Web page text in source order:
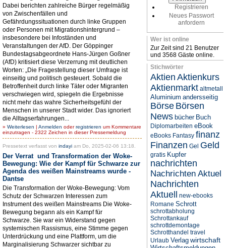
Dabei berichten zahlreiche Bürger regelmäßig
von Zwischenfällen und
Gefährdungssituationen durch linke Gruppen
oder Personen mit Migrationshintergrund –
insbesondere bei Infoständen und
Veranstaltungen der AfD. Der Göppinger
Bundestagsabgeordnete Hans-Jürgen Goßner
(AfD) kritisiert diese Verzerrung mit deutlichen
Worten: „Die Fragestellung dieser Umfrage ist
einseitig und politisch gesteuert. Sobald die
Betroffenheit durch linke Täter oder Migranten
verschwiegen wird, spiegeln die Ergebnisse
nicht mehr das wahre Sicherheitsgefühl der
Menschen in unserer Stadt wider. Das ignoriert
die Alltagserfahrungen...
» Weiterlesen | Anmelden oderregistrieren um Kommentare
einzutragen - 2322 Zeichen in dieser Pressemeldung
Pressetext verfasst von indayi am Do, 2025-02-06 13:18.
Der Verrat und Transformation der Woke-
Bewegung: Wie der Kampf für Schwarze zur
Agenda des weißen Mainstreams wurde -
Dantse
Die Transformation der Woke-Bewegung: Vom
Schutz der Schwarzen Interessen zum
Instrument des weißen Mainstreams Die Woke-
Bewegung begann als ein Kampf für
Schwarze. Sie war ein Widerstand gegen
systemischen Rassismus, eine Stimme gegen
Unterdrückung und eine Plattform, um die
Marginalisierung Schwarzer sichtbar zu
Registrieren
Neues Passwort
anfordern
Wer ist online
Zur Zeit sind 21 Benutzer
und 3568 Gäste online.
Stichwörter
Aktien Aktienkurs
Aktienmarkt altmetall
Aluminium andersseitig
Börse Börsen
News bücher Buch
Diplomarbeiten eBook
eBooks Fantasy finanz
Finanzen Gel Geld
gratis Kupfer
nachrichten
Nachrichten Aktuel
Nachrichten
Aktuell
new-ebooks
Romane Schrott
schrottabholung
Schrottankauf
schrottdemontage
Schrotthandel travel
Urlaub Verlag wirtschaft